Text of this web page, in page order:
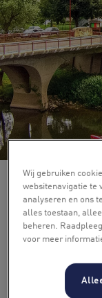
Wij gebruiken
websitenavigatie te
analyseren en ons
alles toestaan,
beheren.
voor meer